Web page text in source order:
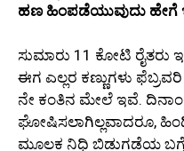
ಹಣ ಹಿಂಪಡೆಯುವುದು ಹೇಗೆ
ಸುಮಾರು 11 ಕೋಟಿ
ಈಗ ಎಲ್ಲರ ಕಣ್ಣುಗಳು
ನೇ ಕಂತಿನ ಮೇಲೆ ಇವೆ.
ಘೋಷಿಸಲಾಗಿಲ್ಲವಾದರೂ,
ಮೂಲಕ ನಿಧಿ ಬಿಡುಗಡೆಯ